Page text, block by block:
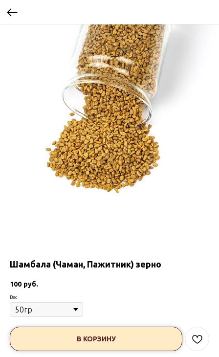
Шамбала (Чаман, Пажитник) зерно
100 руб.
Вес
В КОРЗИНУ